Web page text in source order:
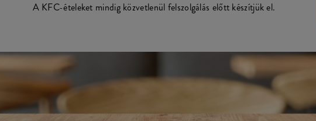
A KFC-ételeket mindig közvetlenül felszolgálás előtt készítjük el.